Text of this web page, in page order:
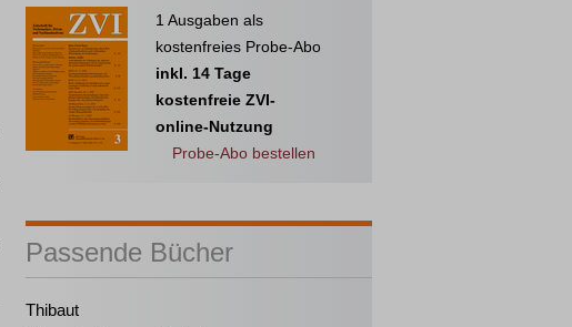
1 Ausgaben als
kostenfreies Probe-Abo
inkl. 14 Tage
kostenfreie ZVI-
online-Nutzung
Probe-Abo bestellen
Passende Bücher
Thibaut